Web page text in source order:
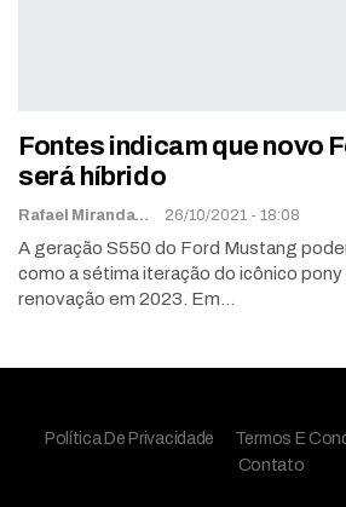
Fontes indicam que novo
será híbrido
Rafael Miranda 26/10/2021 - 18:08
A geração S550 do Ford Mustang
como a sétima iteração do icônico pony
renovação em 2023. Em…
Política De Privacidade Termos E
Contato